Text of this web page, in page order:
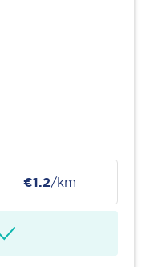
€1.2/km